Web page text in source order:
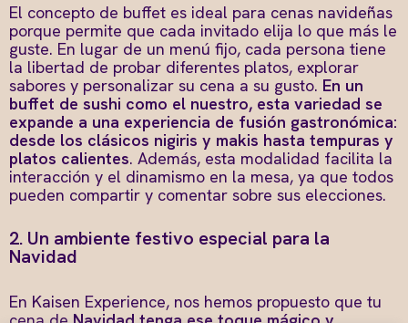
El concepto de buffet es ideal para cenas navideñas
porque permite que cada invitado elija lo que más le
guste. En lugar de un menú fijo, cada persona tiene
la libertad de probar diferentes platos, explorar
sabores y personalizar su cena a su gusto. En un
buffet de sushi como el nuestro, esta variedad se
expande a una experiencia de fusión gastronómica:
desde los clásicos nigiris y makis hasta tempuras y
platos calientes. Además, esta modalidad facilita la
interacción y el dinamismo en la mesa, ya que todos
pueden compartir y comentar sobre sus elecciones.
2. Un ambiente festivo especial para la
Navidad
En Kaisen Experience, nos hemos propuesto que tu